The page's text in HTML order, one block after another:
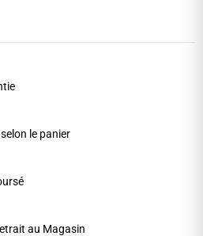
le panier
au Magasin